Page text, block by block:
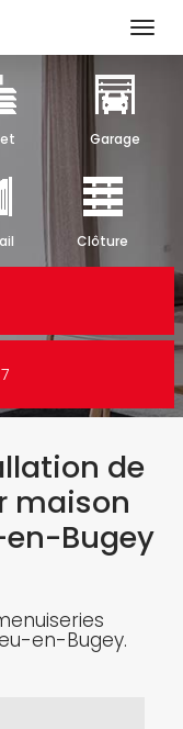
Garage
Clôture
de
maison
Bugey
en-Bugey.